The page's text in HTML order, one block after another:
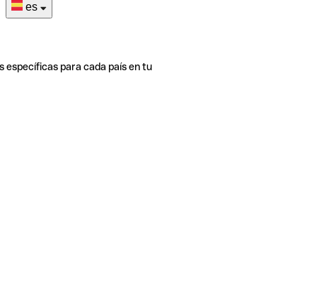
es
específicas para cada país en tu